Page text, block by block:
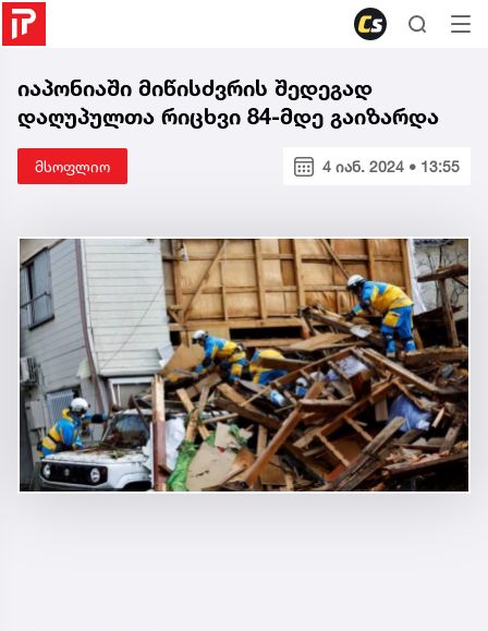
იაპონიაში მიწისძვრის შედეგად
დაღუპულთა რიცხვი 84-მდე გაიზარდა
მსოფლიო 4 იან. 2024 • 13:55